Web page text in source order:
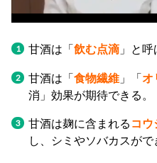
甘酒は「飲む点滴」と呼
甘酒は「食物繊維」「オ
消」効果が期待できる。
甘酒は麹に含まれる コウ
し、シミやソバカスがで